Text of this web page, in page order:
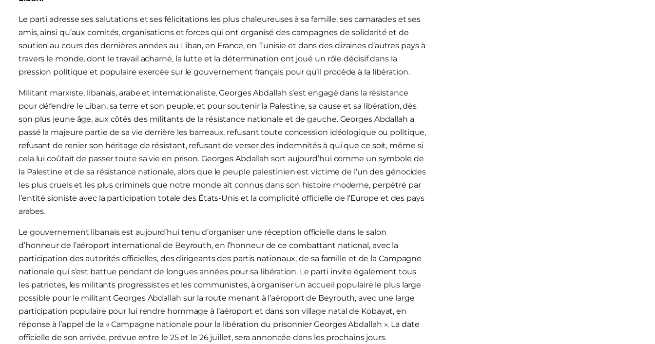
Le parti adresse ses salutations et ses félicitations les plus chaleureuses à sa famille, ses camarades et ses
amis, ainsi qu’aux comités, organisations et forces qui ont organisé des campagnes de solidarité et de
soutien au cours des dernières années au Liban, en France, en Tunisie et dans des dizaines d’autres pays à
travers le monde, dont le travail acharné, la lutte et la détermination ont joué un rôle décisif dans la
pression politique et populaire exercée sur le gouvernement français pour qu’il procède à la libération.
Militant marxiste, libanais, arabe et internationaliste, Georges Abdallah s’est engagé dans la résistance
pour défendre le Liban, sa terre et son peuple, et pour soutenir la Palestine, sa cause et sa libération, dès
son plus jeune âge, aux côtés des militants de la résistance nationale et de gauche. Georges Abdallah a
passé la majeure partie de sa vie derrière les barreaux, refusant toute concession idéologique ou politique,
refusant de renier son héritage de résistant, refusant de verser des indemnités à qui que ce soit, même si
cela lui coûtait de passer toute sa vie en prison. Georges Abdallah sort aujourd’hui comme un symbole de
la Palestine et de sa résistance nationale, alors que le peuple palestinien est victime de l’un des génocides
les plus cruels et les plus criminels que notre monde ait connus dans son histoire moderne, perpétré par
l’entité sioniste avec la participation totale des États-Unis et la complicité officielle de l’Europe et des pays
arabes.
Le gouvernement libanais est aujourd’hui tenu d’organiser une réception officielle dans le salon
d’honneur de l’aéroport international de Beyrouth, en l’honneur de ce combattant national, avec la
participation des autorités officielles, des dirigeants des partis nationaux, de sa famille et de la Campagne
nationale qui s’est battue pendant de longues années pour sa libération. Le parti invite également tous
les patriotes, les militants progressistes et les communistes, à organiser un accueil populaire le plus large
possible pour le militant Georges Abdallah sur la route menant à l’aéroport de Beyrouth, avec une large
participation populaire pour lui rendre hommage à l’aéroport et dans son village natal de Kobayat, en
réponse à l’appel de la « Campagne nationale pour la libération du prisonnier Georges Abdallah ». La date
officielle de son arrivée, prévue entre le 25 et le 26 juillet, sera annoncée dans les prochains jours.